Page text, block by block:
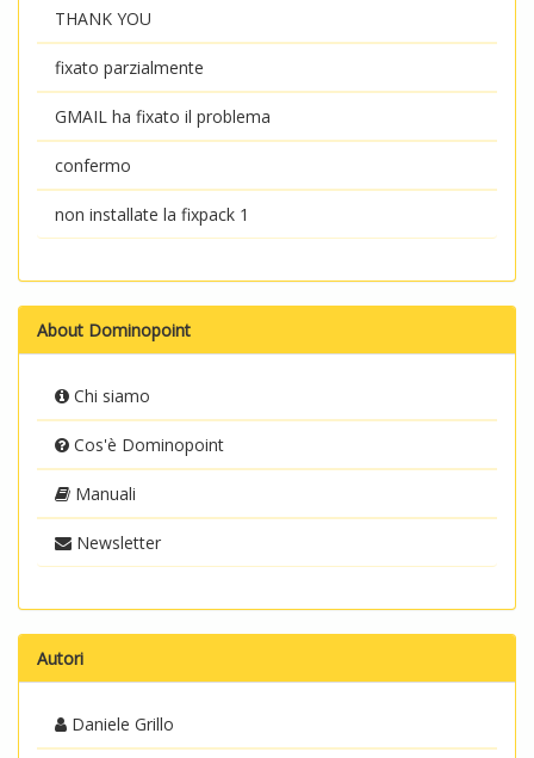
THANK YOU
fixato parzialmente
GMAIL ha fixato il problema
confermo
non installate la fixpack 1
About Dominopoint
Chi siamo
Cos'è Dominopoint
Manuali
Newsletter
Autori
Daniele Grillo